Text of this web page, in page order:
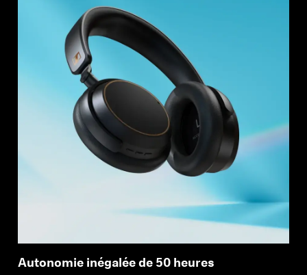
Autonomie inégalée de 50 heures